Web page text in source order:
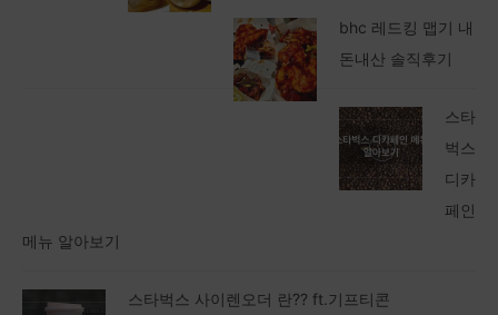
bhc 레드킹 맵기 내
돈내산 솔직후기
스타
벅스
디카
페인
메뉴 알아보기
스타벅스 사이렌오더 란?? ft.기프티콘